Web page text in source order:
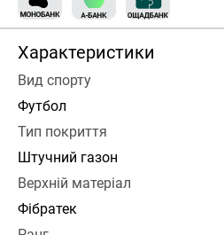
Характеристики
Вид спорту
Футбол
Тип покриття
Штучний газон
Верхній матеріал
Фібратек